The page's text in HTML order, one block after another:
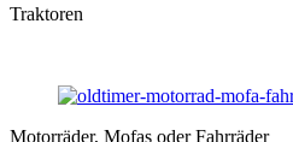
Traktoren
Motorräder, Mofas oder Fahrräder